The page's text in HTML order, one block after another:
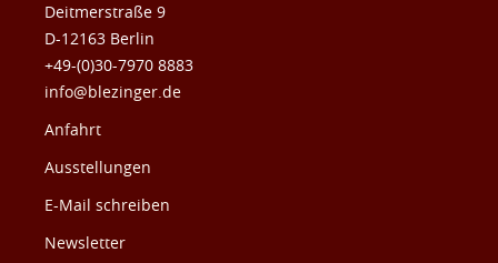
Deitmerstraße 9
D-12163 Berlin
+49-(0)30-7970 8883
info@blezinger.de
Anfahrt
Ausstellungen
E-Mail schreiben
Newsletter